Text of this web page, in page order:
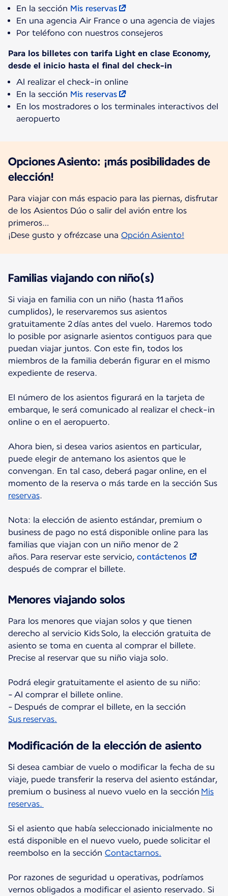
En la sección Mis reservas
En una agencia Air France o una agencia de viajes
Por teléfono con nuestros consejeros
Para los billetes con tarifa Light en clase Economy,
desde el inicio hasta el final del check-in
Al realizar el check-in online
En la sección Mis reservas
En los mostradores o los terminales interactivos del
aeropuerto
Opciones Asiento: ¡más posibilidades de
elección!
Para viajar con más espacio para las piernas, disfrutar
de los Asientos Dúo o salir del avión entre los
primeros…
¡Dese gusto y ofrézcase una Opción Asiento!
Familias viajando con niño(s)
Si viaja en familia con un niño (hasta 11 años
cumplidos), le reservaremos sus asientos
gratuitamente 2 días antes del vuelo. Haremos todo
lo posible por asignarle asientos contiguos para que
puedan viajar juntos. Con este fin, todos los
miembros de la familia deberán figurar en el mismo
expediente de reserva.
El número de los asientos figurará en la tarjeta de
embarque, le será comunicado al realizar el check-in
online o en el aeropuerto.
Ahora bien, si desea varios asientos en particular,
puede elegir de antemano los asientos que le
convengan. En tal caso, deberá pagar online, en el
momento de la reserva o más tarde en la sección Sus
reservas.
Nota: la elección de asiento estándar, premium o
business de pago no está disponible online para las
familias que viajan con un niño menor de 2
años. Para reservar este servicio, contáctenos
después de comprar el billete.
Menores viajando solos
Para los menores que viajan solos y que tienen
derecho al servicio Kids Solo, la elección gratuita de
asiento se toma en cuenta al comprar el billete.
Precise al reservar que su niño viaja solo.
Podrá elegir gratuitamente el asiento de su niño:
- Al comprar el billete online.
- Después de comprar el billete, en la sección
Sus reservas.
Modificación de la elección de asiento
Si desea cambiar de vuelo o modificar la fecha de su
viaje, puede transferir la reserva del asiento estándar,
premium o business al nuevo vuelo en la sección Mis
reservas.
Si el asiento que había seleccionado inicialmente no
está disponible en el nuevo vuelo, puede solicitar el
reembolso en la sección Contactarnos.
Por razones de seguridad u operativas, podríamos
vernos obligados a modificar el asiento reservado. Si